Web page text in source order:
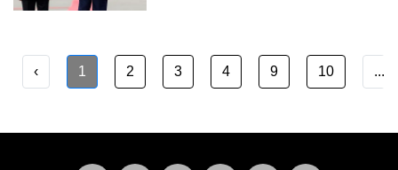
‹ 1 2 3 4 9 10 ...